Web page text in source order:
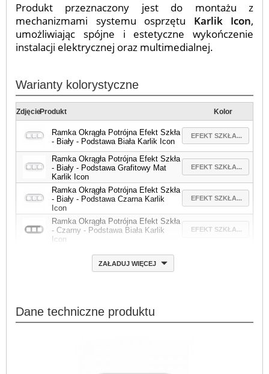
Produkt przeznaczony jest do montażu z
mechanizmami systemu osprzętu Karlik Icon,
umożliwiając spójne i estetyczne wykończenie
instalacji elektrycznej oraz multimedialnej.
Warianty kolorystyczne
ZdjęcieProdukt Kolor
Ramka Okrągła Potrójna Efekt Szkła
- Biały - Podstawa Biała Karlik Icon
EFEKT SZKŁA...
Ramka Okrągła Potrójna Efekt Szkła
- Biały - Podstawa Grafitowy Mat
Karlik Icon
EFEKT SZKŁA...
Ramka Okrągła Potrójna Efekt Szkła
- Biały - Podstawa Czarna Karlik
Icon
EFEKT SZKŁA...
Ramka Okrągła Potrójna Efekt Szkła
- Czarny - Podstawa Biała Karlik
Icon
EFEKT SZKŁA...
ZAŁADUJ WIĘCEJ
Dane techniczne produktu